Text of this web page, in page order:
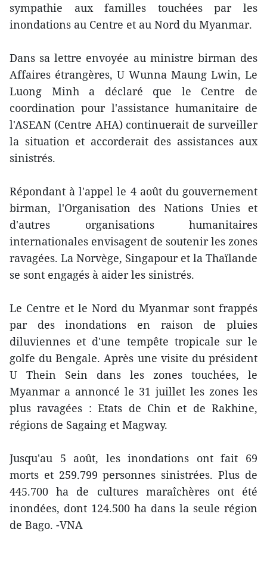
sympathie aux familles touchées par les
inondations au Centre et au Nord du Myanmar.
Dans sa lettre envoyée au ministre birman des
Affaires étrangères, U Wunna Maung Lwin, Le
Luong Minh a déclaré que le Centre de
coordination pour l'assistance humanitaire de
l'ASEAN (Centre AHA) continuerait de surveiller
la situation et accorderait des assistances aux
sinistrés.
Répondant à l'appel le 4 août du gouvernement
birman, l'Organisation des Nations Unies et
d'autres organisations humanitaires
internationales envisagent de soutenir les zones
ravagées. La Norvège, Singapour et la Thaïlande
se sont engagés à aider les sinistrés.
Le Centre et le Nord du Myanmar sont frappés
par des inondations en raison de pluies
diluviennes et d'une tempête tropicale sur le
golfe du Bengale. Après une visite du président
U Thein Sein dans les zones touchées, le
Myanmar a annoncé le 31 juillet les zones les
plus ravagées : Etats de Chin et de Rakhine,
régions de Sagaing et Magway.
Jusqu'au 5 août, les inondations ont fait 69
morts et 259.799 personnes sinistrées. Plus de
445.700 ha de cultures maraîchères ont été
inondées, dont 124.500 ha dans la seule région
de Bago. -VNA